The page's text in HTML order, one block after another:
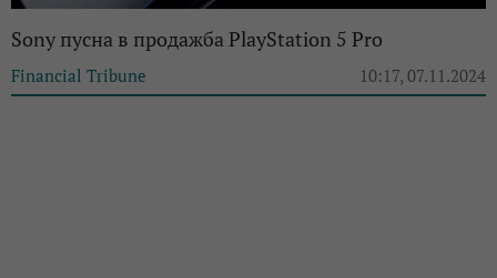
Sony пусна в продажба PlayStation 5 Pro
Financial Tribune 10:17, 07.11.2024